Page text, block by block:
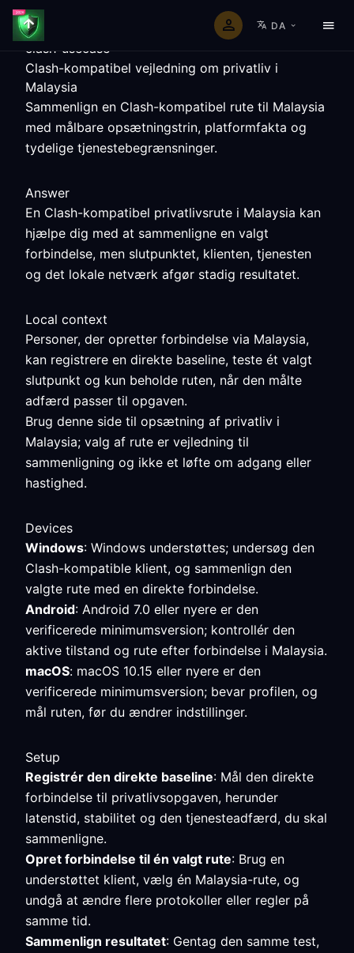
DA
clash-usecase
Clash-kompatibel vejledning om privatliv i
Malaysia
Sammenlign en Clash-kompatibel rute til Malaysia
med målbare opsætningstrin, platformfakta og
tydelige tjenestebegrænsninger.
Answer
En Clash-kompatibel privatlivsrute i Malaysia kan
hjælpe dig med at sammenligne en valgt
forbindelse, men slutpunktet, klienten, tjenesten
og det lokale netværk afgør stadig resultatet.
Local context
Personer, der opretter forbindelse via Malaysia,
kan registrere en direkte baseline, teste ét valgt
slutpunkt og kun beholde ruten, når den målte
adfærd passer til opgaven.
Brug denne side til opsætning af privatliv i
Malaysia; valg af rute er vejledning til
sammenligning og ikke et løfte om adgang eller
hastighed.
Devices
Windows: Windows understøttes; undersøg den
Clash-kompatible klient, og sammenlign den
valgte rute med en direkte forbindelse.
Android: Android 7.0 eller nyere er den
verificerede minimumsversion; kontrollér den
aktive tilstand og rute efter forbindelse i Malaysia.
macOS: macOS 10.15 eller nyere er den
verificerede minimumsversion; bevar profilen, og
mål ruten, før du ændrer indstillinger.
Setup
Registrér den direkte baseline: Mål den direkte
forbindelse til privatlivsopgaven, herunder
latenstid, stabilitet og den tjenesteadfærd, du skal
sammenligne.
Opret forbindelse til én valgt rute: Brug en
understøttet klient, vælg én Malaysia-rute, og
undgå at ændre flere protokoller eller regler på
samme tid.
Sammenlign resultatet: Gentag den samme test,